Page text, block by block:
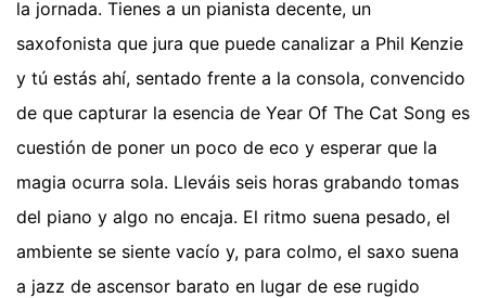
la jornada. Tienes a un pianista decente, un
saxofonista que jura que puede canalizar a Phil Kenzie
y tú estás ahí, sentado frente a la consola, convencido
de que capturar la esencia de Year Of The Cat Song es
cuestión de poner un poco de eco y esperar que la
magia ocurra sola. Lleváis seis horas grabando tomas
del piano y algo no encaja. El ritmo suena pesado, el
ambiente se siente vacío y, para colmo, el saxo suena
a jazz de ascensor barato en lugar de ese rugido